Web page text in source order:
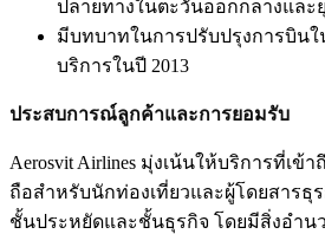
ปลายทางในตะวันออกกลางและ
มีบทบาทในการปรับปรุงการบิน
บริการในปี 2013
ประสบการณ์ลูกค้าและการยอมรับ
Aerosvit Airlines มุ่งเน้นให้บริการที่เข้
ถือสำหรับนักท่องเที่ยวและผู้โดยสารธุ
ชั้นประหยัดและชั้นธุรกิจ โดยมีสิ่งอำน